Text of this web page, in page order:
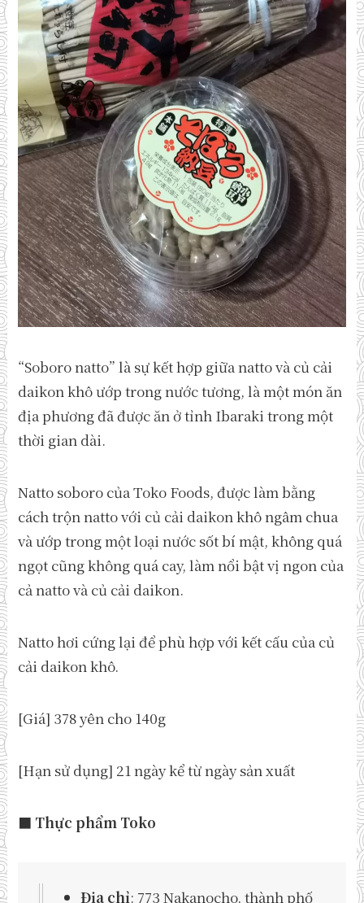
“Soboro natto” là sự kết hợp giữa natto và củ cải
daikon khô ướp trong nước tương, là một món ăn
địa phương đã được ăn ở tỉnh Ibaraki trong một
thời gian dài.
Natto soboro của Toko Foods, được làm bằng
cách trộn natto với củ cải daikon khô ngâm chua
và ướp trong một loại nước sốt bí mật, không quá
ngọt cũng không quá cay, làm nổi bật vị ngon của
cả natto và củ cải daikon.
Natto hơi cứng lại để phù hợp với kết cấu của củ
cải daikon khô.
[Giá] 378 yên cho 140g
[Hạn sử dụng] 21 ngày kể từ ngày sản xuất
■ Thực phẩm Toko
Địa chỉ: 773 Nakanocho, thành phố